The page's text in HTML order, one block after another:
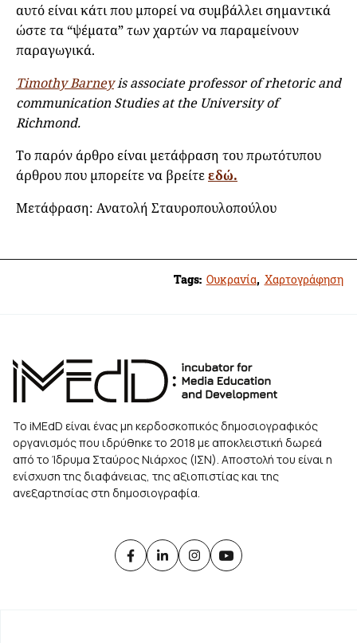
αυτό είναι κάτι που μπορεί να συμβάλλει σημαντικά
ώστε τα “ψέματα” των χαρτών να παραμείνουν
παραγωγικά.
Timothy Barneyis associate professor of rhetoric and
communication Studies at the University of
Richmond.
Το παρόν άρθρο είναι μετάφραση του πρωτότυπου
άρθρου που μπορείτε να βρείτεεδώ.
Μετάφραση: Ανατολή Σταυροπουλοπούλου
Tags: Ουκρανία, Χαρτογράφηση
Το iMEdD είναι ένας μη κερδοσκοπικός δημοσιογραφικός
οργανισμός που ιδρύθηκε το 2018 με αποκλειστική δωρεά
από το Ίδρυμα Σταύρος Νιάρχος (ΙΣΝ). Αποστολή του είναι η
ενίσχυση της διαφάνειας, της αξιοπιστίας και της
ανεξαρτησίας στη δημοσιογραφία.